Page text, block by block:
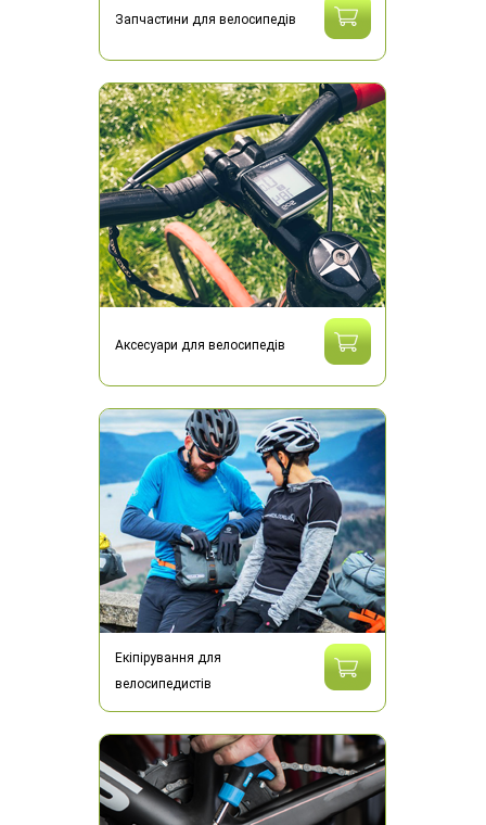
Запчастини для велосипедів
Аксесуари для велосипедів
Екіпірування для
велосипедистів